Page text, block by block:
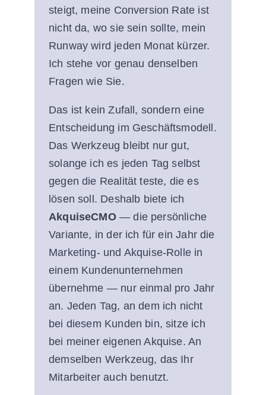
steigt, meine Conversion Rate ist
nicht da, wo sie sein sollte, mein
Runway wird jeden Monat kürzer.
Ich stehe vor genau denselben
Fragen wie Sie.
Das ist kein Zufall, sondern eine
Entscheidung im Geschäftsmodell.
Das Werkzeug bleibt nur gut,
solange ich es jeden Tag selbst
gegen die Realität teste, die es
lösen soll. Deshalb biete ich
AkquiseCMO— die persönliche
Variante, in der ich für ein Jahr die
Marketing- und Akquise-Rolle in
einem Kundenunternehmen
übernehme — nur einmal pro Jahr
an. Jeden Tag, an dem ich nicht
bei diesem Kunden bin, sitze ich
bei meiner eigenen Akquise. An
demselben Werkzeug, das Ihr
Mitarbeiter auch benutzt.